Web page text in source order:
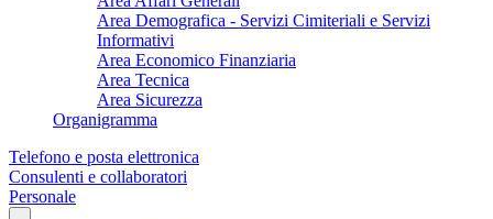
Area Demografica - Servizi Cimiteriali e Servizi
Informativi
Area Economico Finanziaria
Area Tecnica
Area Sicurezza
Organigramma
Telefono e posta elettronica
Consulenti e collaboratori
Personale